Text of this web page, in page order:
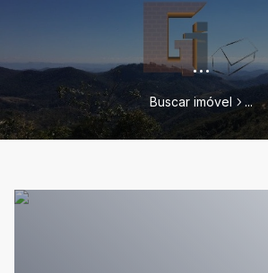
...
Buscar imóvel ...